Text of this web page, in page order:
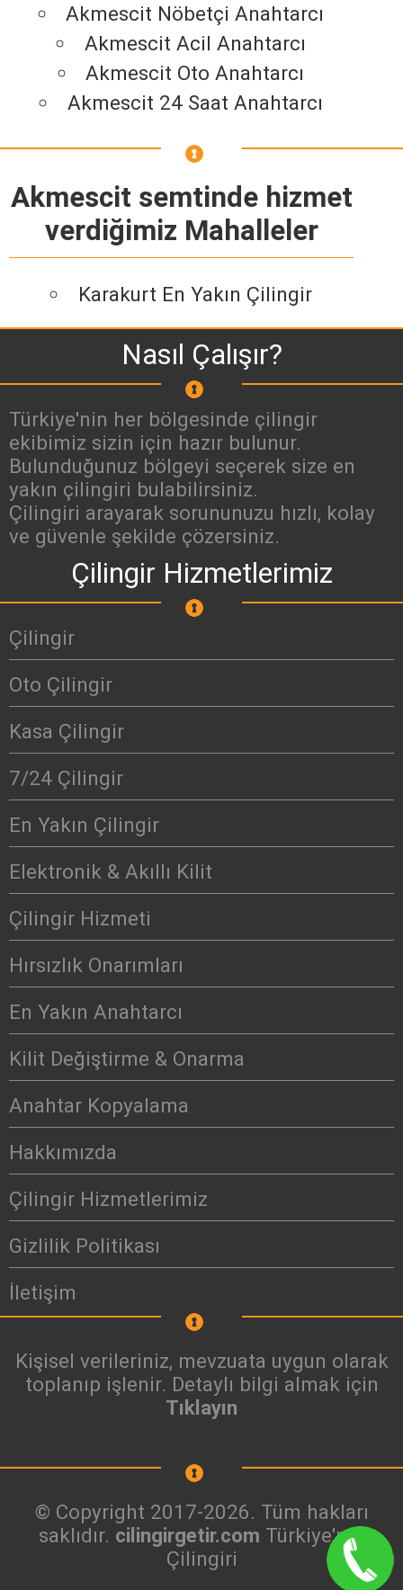
Akmescit Nöbetçi Anahtarcı
Akmescit Acil Anahtarcı
Akmescit Oto Anahtarcı
Akmescit 24 Saat Anahtarcı
Akmescit semtinde hizmet
verdiğimiz Mahalleler
Karakurt En Yakın Çilingir
Nasıl Çalışır?
Türkiye'nin her bölgesinde çilingir
ekibimiz sizin için hazır bulunur.
Bulunduğunuz bölgeyi seçerek size en
yakın çilingiri bulabilirsiniz.
Çilingiri arayarak sorununuzu hızlı, kolay
ve güvenle şekilde çözersiniz.
Çilingir Hizmetlerimiz
Çilingir
Oto Çilingir
Kasa Çilingir
7/24 Çilingir
En Yakın Çilingir
Elektronik & Akıllı Kilit
Çilingir Hizmeti
Hırsızlık Onarımları
En Yakın Anahtarcı
Kilit Değiştirme & Onarma
Anahtar Kopyalama
Hakkımızda
Çilingir Hizmetlerimiz
Gizlilik Politikası
İletişim
Kişisel verileriniz, mevzuata uygun olarak
toplanıp işlenir. Detaylı bilgi almak için
Tıklayın
© Copyright 2017-2026. Tüm hakları
saklıdır. cilingirgetir.com Türkiye'nin
Çilingiri